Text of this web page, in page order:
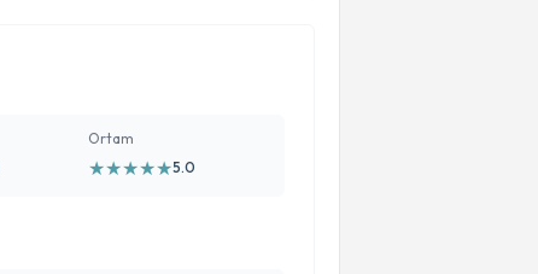
Ortam
★★★★★5.0